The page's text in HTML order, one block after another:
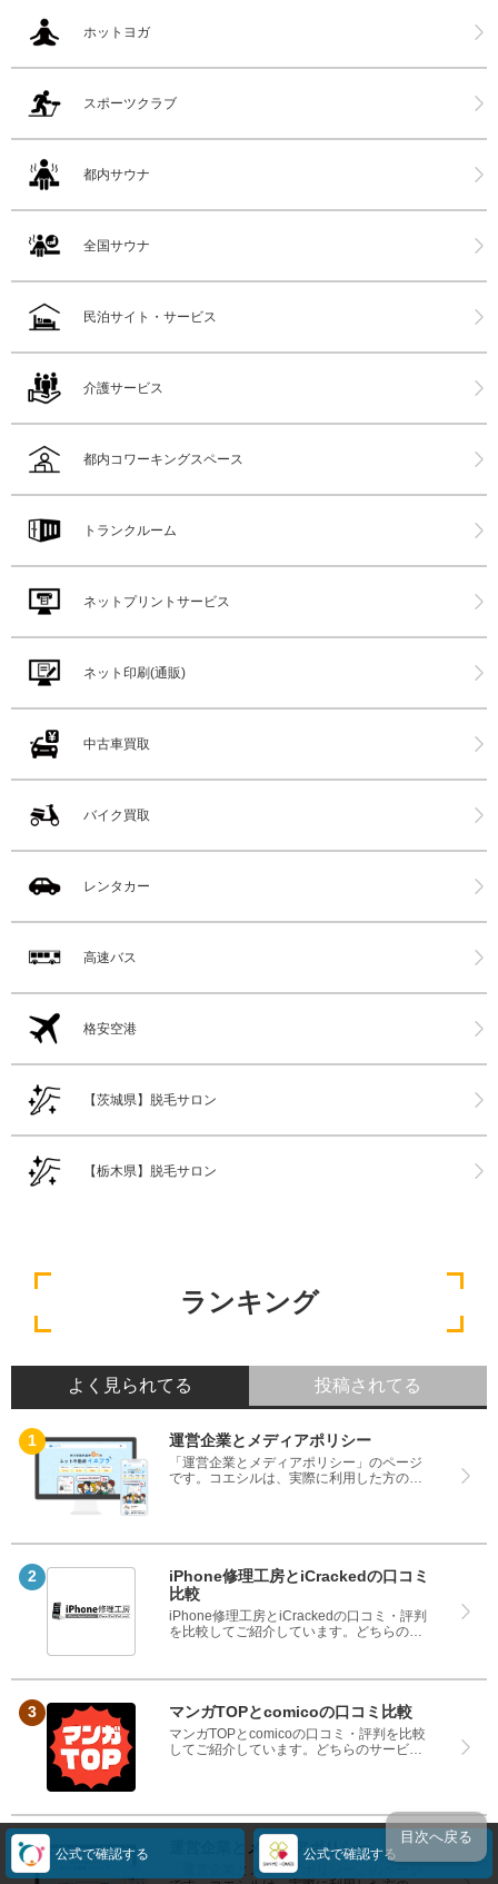
公式で確認する 公式で確認する
ホットヨガ
スポーツクラブ
都内サウナ
全国サウナ
民泊サイト・サービス
介護サービス
都内コワーキングスペース
トランクルーム
ネットプリントサービス
ネット印刷(通販)
中古車買取
バイク買取
レンタカー
高速バス
格安空港
【茨城県】脱毛サロン
【栃木県】脱毛サロン
ランキング
よく見られてる 投稿されてる
運営企業とメディアポリシー
「運営企業とメディアポリシー」のページ
です。コエシルは、実際に利用した方の口
なく、悪い口コミもしっかり掲載している
さい。
iPhone修理工房とiCrackedの口コミ
比較
iPhone修理工房とiCrackedの口コミ・評判
を比較してご紹介しています。どちらのサ
て、iPhone修理工房とiCrackedのどちらを
マンガTOPとcomicoの口コミ比較
マンガTOPとcomicoの口コミ・評判を比較
してご紹介しています。どちらのサービス
てください。
運営企業とメディアポリシー
「運営企業とメディアポリシー」のページ
目次へ戻る